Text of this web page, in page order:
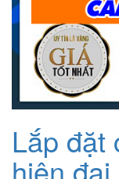
Lắp đặt
hiện